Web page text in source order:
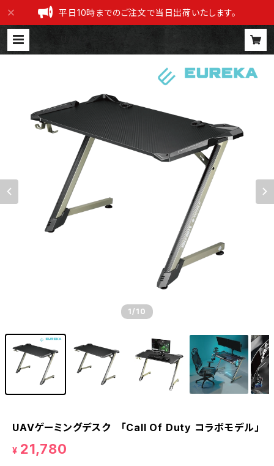
平日10時までのご注文で当日出荷いたします。
1 /10
UAVゲーミングデスク 「Call Of Duty コラボモデル」
¥ 21,780